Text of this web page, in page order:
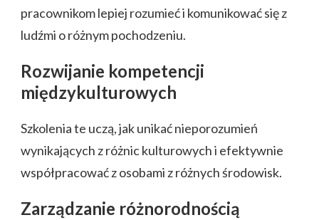
pracownikom lepiej rozumieć i komunikować się z
ludźmi o różnym pochodzeniu.
Rozwijanie kompetencji
międzykulturowych
Szkolenia te uczą, jak unikać nieporozumień
wynikających z różnic kulturowych i efektywnie
współpracować z osobami z różnych środowisk.
Zarządzanie różnorodnością